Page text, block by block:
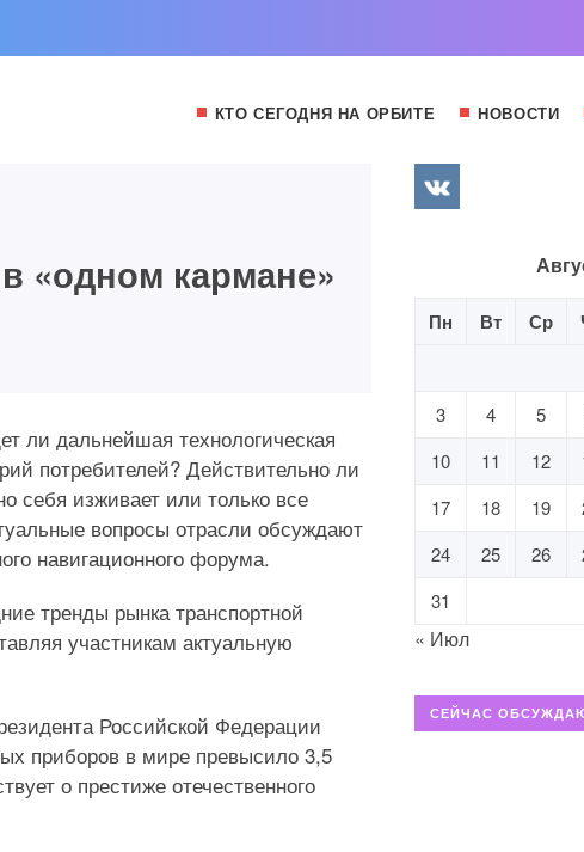
КТО СЕГОДНЯ НА ОРБИТЕ НОВОСТИ
«одном кармане»
ли дальнейшая технологическая
потребителей? Действительно ли
себя изживает или только все
вопросы отрасли обсуждают
навигационного форума.
тренды рынка транспортной
участникам актуальную
Российской Федерации
приборов в мире превысило 3,5
о престиже отечественного
Пн Вт Ср
3
4 5
10
11 12
17
18 19
24
25 26
31
« Июл
СЕЙЧАС